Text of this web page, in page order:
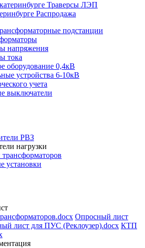
Траверсы ЛЭП
Распродажа
подстанции
напряжения
тока
оборудование 0,4кВ
устройства 6-10кВ
учета
выключатели
РВЗ
нагрузки
установки
Опросный лист
лист для ПУС (Реклоузер).docx КТП